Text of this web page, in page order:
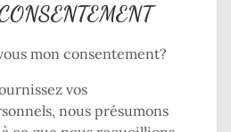
mon consentement?
vos
nous présumons